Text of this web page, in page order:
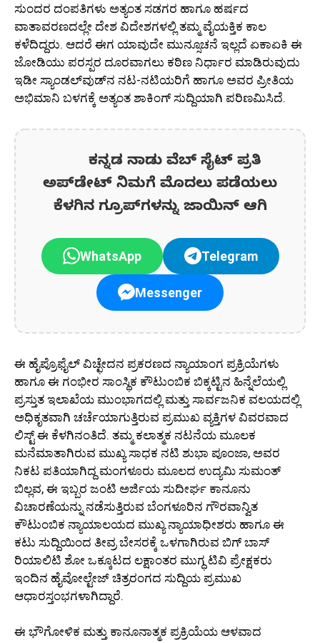
ಸುಂದರ ದಂಪತಿಗಳು ಅತ್ಯಂತ ಸಡಗರ ಹಾಗೂ ಹರ್ಷದ
ವಾತಾವರಣದಲ್ಲೇ ದೇಶ ವಿದೇಶಗಳಲ್ಲಿ ತಮ್ಮ ವೈಯಕ್ತಿಕ ಕಾಲ
ಕಳೆದಿದ್ದರು. ಆದರೆ ಈಗ ಯಾವುದೇ ಮುನ್ಸೂಚನೆ ಇಲ್ಲದೆ ಏಕಾಏಕಿ ಈ
ಜೋಡಿಯು ಪರಸ್ಪರ ದೂರವಾಗಲು ಕಠಿಣ ನಿರ್ಧಾರ ಮಾಡಿರುವುದು
ಇಡೀ ಸ್ಯಾಂಡಲ್‌ವುಡ್‌ನ ನಟ-ನಟಿಯರಿಗೆ ಹಾಗೂ ಅವರ ಪ್ರೀತಿಯ
ಅಭಿಮಾನಿ ಬಳಗಕ್ಕೆ ಅತ್ಯಂತ ಶಾಕಿಂಗ್ ಸುದ್ದಿಯಾಗಿ ಪರಿಣಮಿಸಿದೆ.
ಕನ್ನಡ ನಾಡು ವೆಬ್ ಸೈಟ್ ಪ್ರತಿ
ಅಪ್‌ಡೇಟ್‌ ನಿಮಗೆ ಮೊದಲು ಪಡೆಯಲು
ಕೆಳಗಿನ ಗ್ರೂಪ್‌ಗಳನ್ನು ಜಾಯಿನ್ ಆಗಿ
WhatsApp Telegram
Messenger
ಈ ಹೈಪ್ರೊಫೈಲ್ ವಿಚ್ಛೇದನ ಪ್ರಕರಣದ ನ್ಯಾಯಾಂಗ ಪ್ರಕ್ರಿಯೆಗಳು
ಹಾಗೂ ಈ ಗಂಭೀರ ಸಾಂಸ್ಥಿಕ ಕೌಟುಂಬಿಕ ಬಿಕ್ಕಟ್ಟಿನ ಹಿನ್ನೆಲೆಯಲ್ಲಿ
ಪ್ರಸ್ತುತ ಇಲಾಖೆಯ ಮುಂಭಾಗದಲ್ಲಿ ಮತ್ತು ಸಾರ್ವಜನಿಕ ವಲಯದಲ್ಲಿ
ಅಧಿಕೃತವಾಗಿ ಚರ್ಚೆಯಾಗುತ್ತಿರುವ ಪ್ರಮುಖ ವ್ಯಕ್ತಿಗಳ ವಿವರವಾದ
ಲಿಸ್ಟ್ ಈ ಕೆಳಗಿನಂತಿದೆ. ತಮ್ಮ ಕಲಾತ್ಮಕ ನಟನೆಯ ಮೂಲಕ
ಮನೆಮಾತಾಗಿರುವ ಮುಖ್ಯ ಸಾಧಕ ನಟಿ ಶುಭಾ ಪೂಂಜಾ, ಅವರ
ನಿಕಟ ಪತಿಯಾಗಿದ್ದ ಮಂಗಳೂರು ಮೂಲದ ಉದ್ಯಮಿ ಸುಮಂತ್
ಬಿಲ್ಲವ, ಈ ಇಬ್ಬರ ಜಂಟಿ ಅರ್ಜಿಯ ಸುದೀರ್ಘ ಕಾನೂನು
ವಿಚಾರಣೆಯನ್ನು ನಡೆಸುತ್ತಿರುವ ಬೆಂಗಳೂರಿನ ಗೌರವಾನ್ವಿತ
ಕೌಟುಂಬಿಕ ನ್ಯಾಯಾಲಯದ ಮುಖ್ಯ ನ್ಯಾಯಾಧೀಶರು ಹಾಗೂ ಈ
ಕಟು ಸುದ್ದಿಯಿಂದ ತೀವ್ರ ಬೇಸರಕ್ಕೆ ಒಳಗಾಗಿರುವ ಬಿಗ್ ಬಾಸ್
ರಿಯಾಲಿಟಿ ಶೋ ಒಕ್ಕೂಟದ ಲಕ್ಷಾಂತರ ಮುಗ್ಧ ಟಿವಿ ಪ್ರೇಕ್ಷಕರು
ಇಂದಿನ ಹೈವೋಲ್ಟೇಜ್ ಚಿತ್ರರಂಗದ ಸುದ್ದಿಯ ಪ್ರಮುಖ
ಆಧಾರಸ್ತಂಭಗಳಾಗಿದ್ದಾರೆ.
ಈ ಭೌಗೋಳಿಕ ಮತ್ತು ಕಾನೂನಾತ್ಮಕ ಪ್ರಕ್ರಿಯೆಯ ಆಳವಾದ